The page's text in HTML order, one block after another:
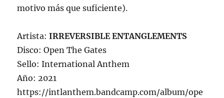
motivo más que suficiente).
Artista:IRREVERSIBLE ENTANGLEMENTS
Disco: Open The Gates
Sello: International Anthem
Año: 2021
https://intlanthem.bandcamp.com/album/ope